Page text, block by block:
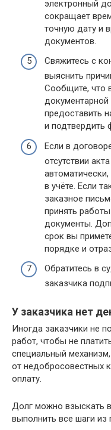
электронный
сокращает
точную дату и
документов.
Свяжитесь с
выяснить
Сообщите, что
предоставить
и подтвердить
Если в
отсутствии
в учёте. Если
заказное
принять
документы.
срок вы
порядке и
Обратитесь в
заказчика
У заказчика нет
Иногда заказчики не
работ, чтобы не
специальный
от недобросовестных
оплату.
Долг можно взыскать
выполнить все шаги из